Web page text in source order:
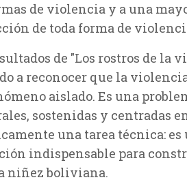
de violencia y a una
de toda forma de
de "Los rostros de
a reconocer que la
aislado. Es una
sostenidas y centradas
una tarea técnica:
indispensable para
niñez boliviana.